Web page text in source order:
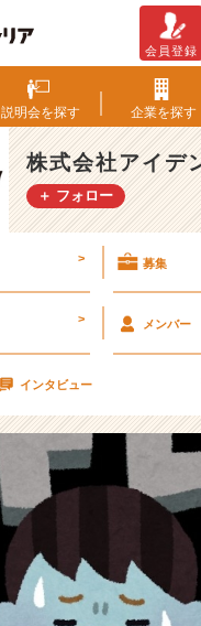
活
は
ス
ト
レ
ス
【株
社
ア
デ
ン
テ
ィ
ー
の
会員登録
説明会を探す 企業を探す
株式会社アイデ
＋ フォロー
> 募集
> メンバー
インタビュー